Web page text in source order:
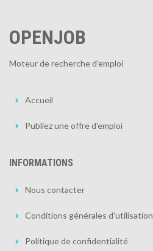
OPENJOB
Moteur de recherche d'emploi
Accueil
Publiez une offre d'emploi
INFORMATIONS
Nous contacter
Conditions générales d'utilisation
Politique de confidentialité